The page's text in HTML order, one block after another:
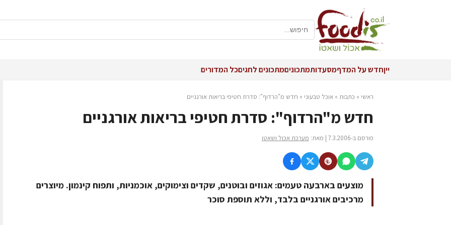
ייןחדש על המדףמסעדותמתכוניםמתכונים לחגיםכל המדורים
ראשי » כתבות » אוכל טבעוני » חדש מ"הרדוף": סדרת חטיפי בריאות אורגניים
חדש מ"הרדוף": סדרת חטיפי בריאות אורגניים
פורסם ב-7.3.2006 | מאת: מערכת אכול ושאטו
מוצעים בארבעה טעמים: אגוזים ובוטנים, שקדים וצימוקים, אוכמניות, ותפוח קינמון. מיוצרים
מרכיבים אורגניים בלבד, וללא תוספת סוכר